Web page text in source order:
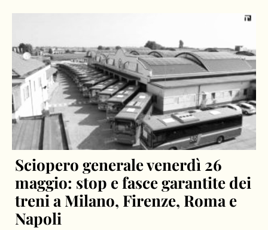
Sciopero generale venerdì 26
maggio: stop e fasce garantite dei
treni a Milano, Firenze, Roma e
Napoli